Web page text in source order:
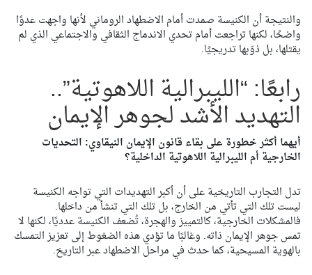
والنتيجة أن الكنيسة صمدت أمام الاضطهاد الروماني لأنها واجهت عدوًا
واضحًا، لكنها تراجعت أمام تحدي الاندماج الثقافي والاجتماعي الذي لم
يقتلها، بل ذوّبها تدريجيًا.
رابعًا: “الليبرالية اللاهوتية”..
التهديد الأشد لجوهر الإيمان
أيهما أكثر خطورة على بقاء قانون الإيمان النيقاوي: التحديات
الخارجية أم الليبرالية اللاهوتية الداخلية؟
تدل التجارب التاريخية على أن أكبر التهديدات التي تواجه الكنيسة
ليست تلك التي تأتي من الخارج، بل تلك التي تنشأ من داخلها.
فالمشكلات الخارجية، كالتمييز والهجرة، تُضعف الكنيسة عدديًا، لكنها لا
تمس جوهر الإيمان ذاته. وغالبًا ما تؤدي هذه الضغوط إلى تعزيز التمسك
بالهوية المسيحية، كما حدث في مراحل الاضطهاد عبر التاريخ.